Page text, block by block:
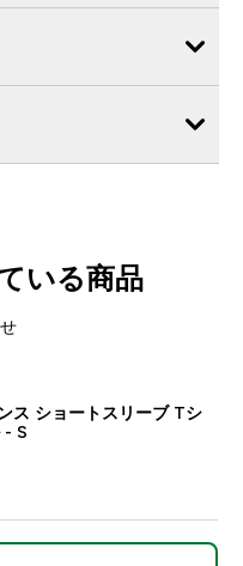
いる商品
ス ショートスリーブ Tシ
- S